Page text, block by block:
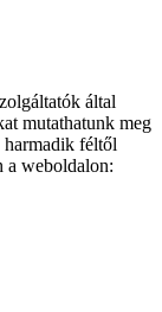
által
mutathatunk meg
harmadik féltől
a weboldalon: